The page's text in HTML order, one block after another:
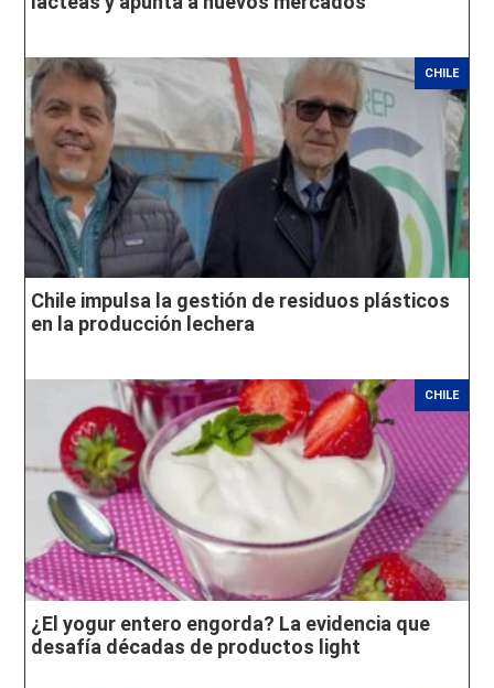
CHILE
Chile impulsa la gestión de residuos plásticos
en la producción lechera
CHILE
¿El yogur entero engorda? La evidencia que
desafía décadas de productos light